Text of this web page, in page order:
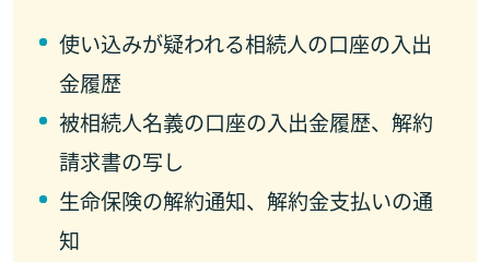
使い込みが疑われる相続人の口座の入出
金履歴
被相続人名義の口座の入出金履歴、解約
請求書の写し
生命保険の解約通知、解約金支払いの通
知